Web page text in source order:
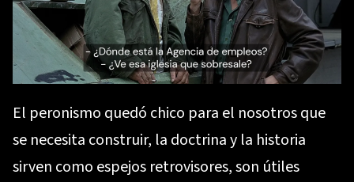
El peronismo quedó chico para el nosotros que
se necesita construir, la doctrina y la historia
sirven como espejos retrovisores, son útiles